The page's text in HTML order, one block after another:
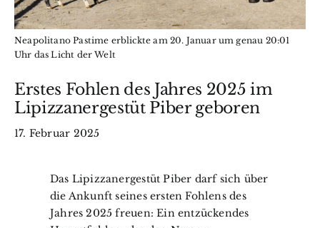
Kontakt
for:
Neapolitano Pastime erblickte am 20. Januar um genau 20:01
Uhr das Licht der Welt
Erstes Fohlen des Jahres 2025 im
Lipizzanergestüt Piber geboren
17. Februar 2025
Das Lipizzanergestüt Piber darf sich über
die Ankunft seines ersten Fohlens des
Jahres 2025 freuen: Ein entzückendes